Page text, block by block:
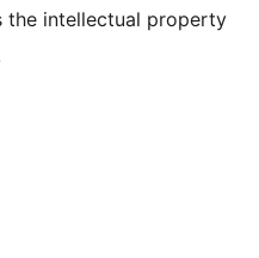
the intellectual property